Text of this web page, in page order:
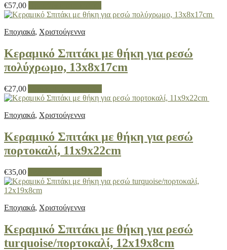
€57,00
Εποχιακά, Χριστούγεννα
Κεραμικό Σπιτάκι με θήκη για ρεσώ
πολύχρωμο, 13x8x17cm
€27,00
Εποχιακά, Χριστούγεννα
Κεραμικό Σπιτάκι με θήκη για ρεσώ
πορτοκαλί, 11x9x22cm
€35,00
Εποχιακά, Χριστούγεννα
Κεραμικό Σπιτάκι με θήκη για ρεσώ
turquoise/πορτοκαλί, 12x19x8cm